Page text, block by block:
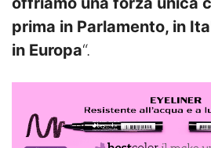
prima in Parlamento, in
in Europa“.